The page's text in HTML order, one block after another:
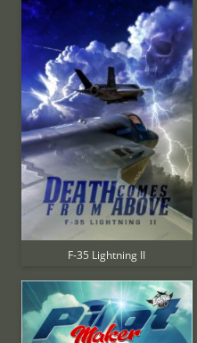
F-35 Lightning II